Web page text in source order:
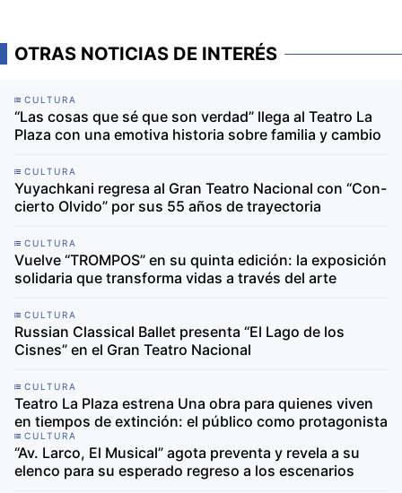
OTRAS NOTICIAS DE INTERÉS
CULTURA
“Las cosas que sé que son verdad” llega al Teatro La
Plaza con una emotiva historia sobre familia y cambio
CULTURA
Yuyachkani regresa al Gran Teatro Nacional con “Con-
cierto Olvido” por sus 55 años de trayectoria
CULTURA
Vuelve “TROMPOS” en su quinta edición: la exposición
solidaria que transforma vidas a través del arte
CULTURA
Russian Classical Ballet presenta “El Lago de los
Cisnes” en el Gran Teatro Nacional
CULTURA
Teatro La Plaza estrena Una obra para quienes viven
en tiempos de extinción: el público como protagonista
CULTURA
“Av. Larco, El Musical” agota preventa y revela a su
elenco para su esperado regreso a los escenarios